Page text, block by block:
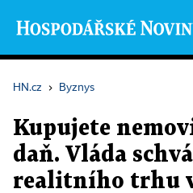
HN.cz › Byznys
Kupujete
daň. Vláda
realitního trhu